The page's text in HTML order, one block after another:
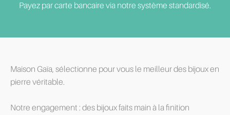
Payez par carte bancaire via notre système standardisé.
Maison Gaïa, sélectionne pour vous le meilleur des bijoux en
pierre véritable.
Notre engagement : des bijoux faits main à la finition